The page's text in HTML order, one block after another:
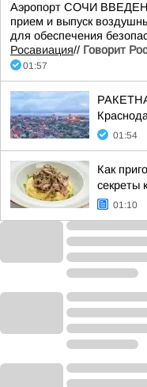
Аэропорт СОЧИ
прием и выпуск
для обеспечения
Росавиация// Говорит
01:57
01:54
Как
секреты
01:10